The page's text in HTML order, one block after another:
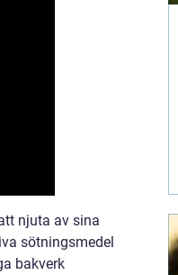
njuta av sina
sötningsmedel
bakverk